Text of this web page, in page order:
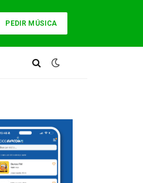
PEDIR MÚSICA